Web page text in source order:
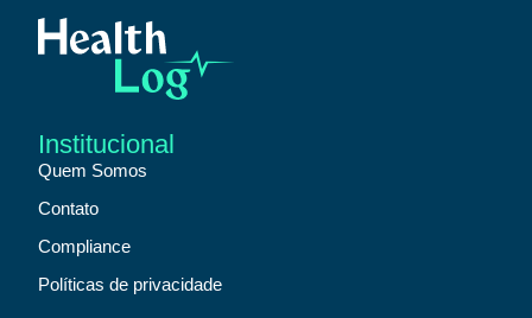
Institucional
Quem Somos
Contato
Compliance
Políticas de privacidade